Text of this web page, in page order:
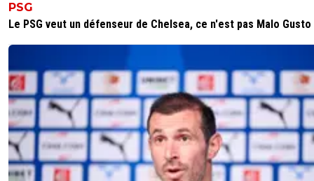
PSG
Le PSG veut un défenseur de Chelsea, ce n'est pas Malo Gusto